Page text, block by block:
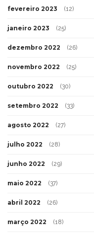
fevereiro 2023 (12)
janeiro 2023 (25)
dezembro 2022 (26)
novembro 2022 (25)
outubro 2022 (30)
setembro 2022 (33)
agosto 2022 (27)
julho 2022 (28)
junho 2022 (29)
maio 2022 (37)
abril 2022 (26)
março 2022 (18)